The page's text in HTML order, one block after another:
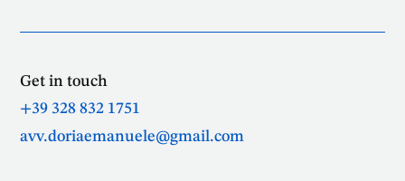
Get in touch
+39 328 832 1751
avv.doriaemanuele@gmail.com